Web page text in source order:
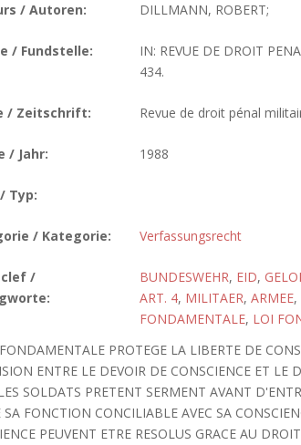
/ Autoren: DILLMANN, ROBERT;
/ Fundstelle:
IN: REVUE DE DROIT
434.
/ Zeitschrift: Revue de droit pénal
/ Jahr: 1988
Typ:
/ Kategorie: Verfassungsrecht
/
BUNDESWEHR, EID,
ART. 4, MILITAER, ARMEE,
FONDAMENTALE, LOI
PROTEGE LA LIBERTE DE
ENTRE LE DEVOIR DE CONSCIENCE ET LE
SOLDATS PRETENT SERMENT AVANT
SA FONCTION CONCILIABLE AVEC SA
PEUVENT ETRE RESOLUS GRACE AU